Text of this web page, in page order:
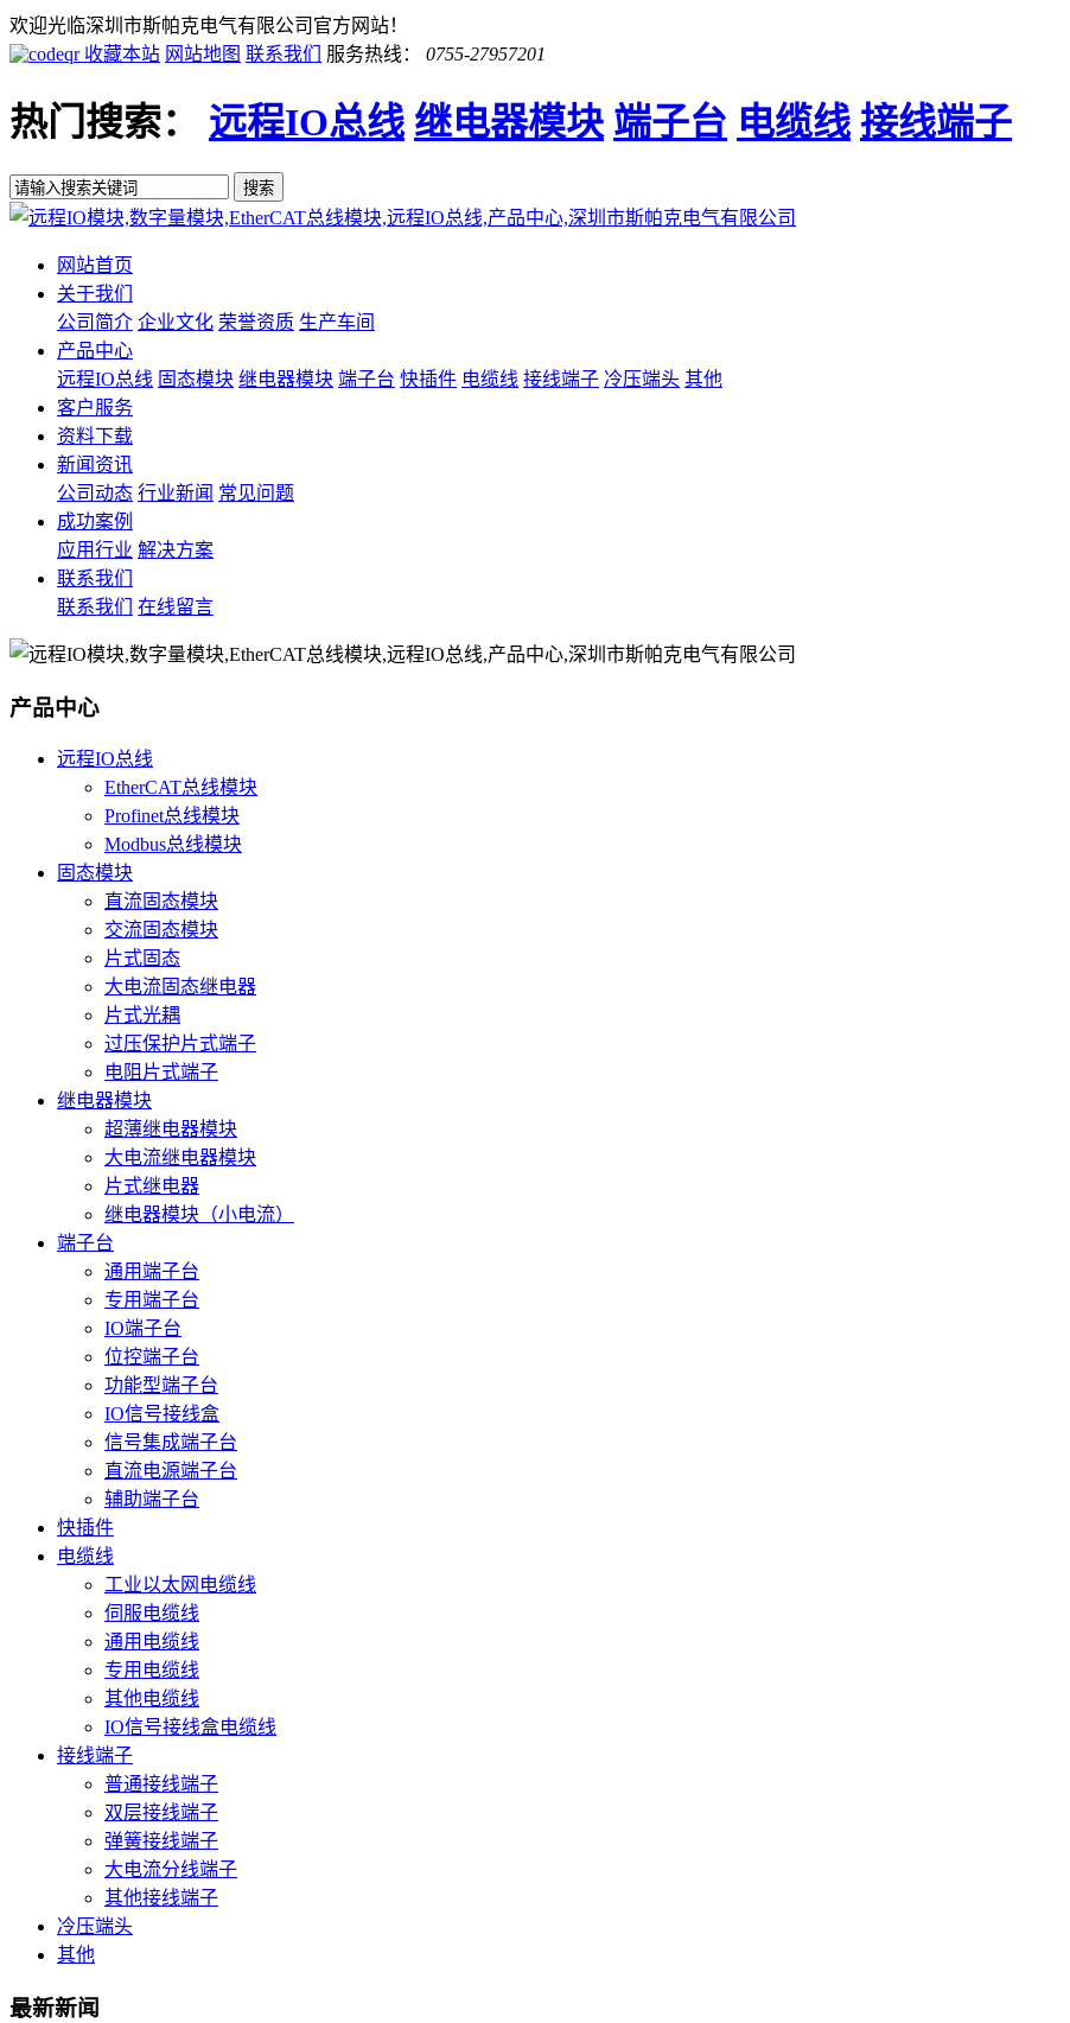
欢迎光临深圳市斯帕克电气有限公司官方网站！
收藏本站 网站地图 联系我们 服务热线： 0755-27957201
热门搜索： 远程IO总线 继电器模块 端子台 电缆线 接线端子
网站首页
关于我们
公司简介 企业文化 荣誉资质 生产车间
产品中心
远程IO总线 固态模块 继电器模块 端子台 快插件 电缆线 接线端子 冷压端头 其他
客户服务
资料下载
新闻资讯
公司动态 行业新闻 常见问题
成功案例
应用行业 解决方案
联系我们
联系我们
在线留言
产品中心
远程IO总线
EtherCAT总线模块
Profinet总线模块
Modbus总线模块
固态模块
直流固态模块
交流固态模块
片式固态
大电流固态继电器
片式光耦
过压保护片式端子
电阻片式端子
继电器模块
超薄继电器模块
大电流继电器模块
片式继电器
继电器模块（小电流）
端子台
通用端子台
专用端子台
IO端子台
位控端子台
功能型端子台
IO信号接线盒
信号集成端子台
直流电源端子台
辅助端子台
快插件
电缆线
工业以太网电缆线
伺服电缆线
通用电缆线
专用电缆线
其他电缆线
IO信号接线盒电缆线
接线端子
普通接线端子
双层接线端子
弹簧接线端子
大电流分线端子
其他接线端子
冷压端头
其他
最新新闻